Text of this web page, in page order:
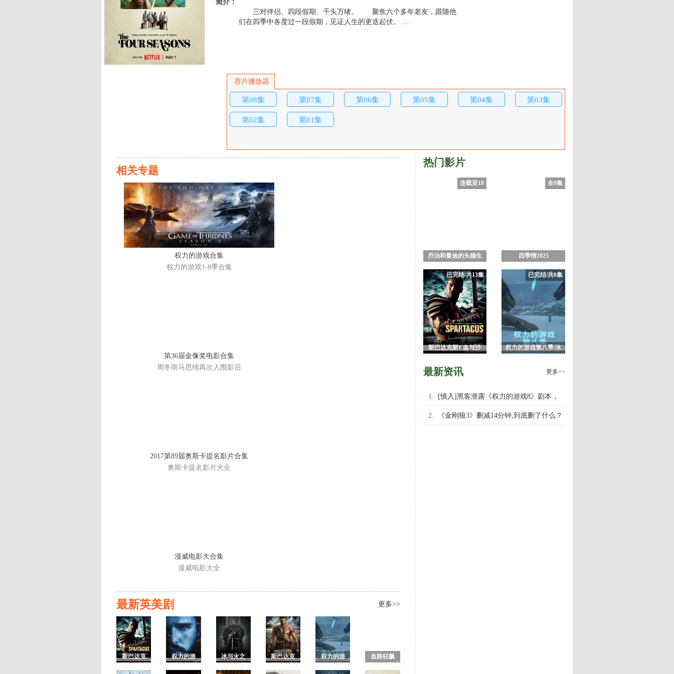
简介：
三对伴侣、四段假期、千头万绪。 聚焦六个多年老友，跟随他
们在四季中各度过一段假期，见证人生的更迭起伏。 …
荐片播放器
第08集 第07集 第06集 第05集 第04集 第03集
第02集 第01集
相关专题
权力的游戏合集
权力的游戏1-8季合集
第36届金像奖电影合集
周冬雨马思纯再次入围影后
2017第89届奥斯卡提名影片合集
奥斯卡提名影片大全
漫威电影大合集
漫威电影大全
更多>>
最新英美剧
斯巴达克
权力的游
冰与火之
斯巴达克
权力的游
血路狂飙
热门影片
连载至18
乔治和曼迪的头婚生
全8集
四季情2025
已完结/共13集
斯巴达克斯1 血与沙
已完结/共6集
权力的游戏第八季/冰
最新资讯 更多>>
1. [慎入]黑客泄露《权力的游戏8》剧本，
权力的游戏第八季什么时候上映播出？
2. 《金刚狼3》删减14分钟,到底删了什么？